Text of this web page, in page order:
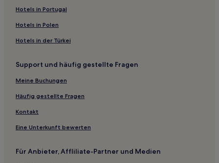
Exton Hotels
Arthurs Lake Hotels
Paradise Hotels
Shorewell Park: Hotels
Don: Hotels
George Town Hotels
Montana Hotels
South Nietta Hotels
Elliott Hotels
Hotels in Portugal
Hotels in Polen
Hotels in der Türkei
Support und häufig gestellte Fragen
Meine Buchungen
Häufig gestellte Fragen
Kontakt
Eine Unterkunft bewerten
Für Anbieter, Affliliate-Partner und Medien